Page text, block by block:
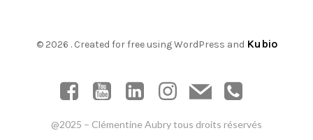
© 2026 . Created for free using WordPress and Kubio
@2025 – Clémentine Aubry tous droits réservés